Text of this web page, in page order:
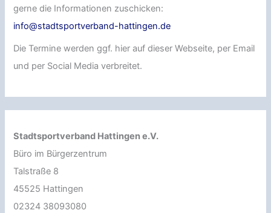
gerne die Informationen zuschicken:
info@stadtsportverband-hattingen.de
Die Termine werden ggf. hier auf dieser Webseite, per Email
und per Social Media verbreitet.
Stadtsportverband Hattingen e.V.
Büro im Bürgerzentrum
Talstraße 8
45525 Hattingen
02324 38093080